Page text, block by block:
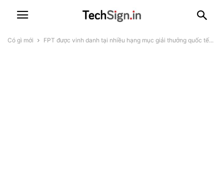
Có gì mới FPT được vinh danh tại nhiều hạng mục giải thưởng quốc tế...